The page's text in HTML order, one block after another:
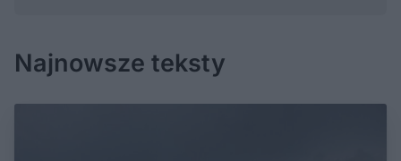
Najnowsze teksty